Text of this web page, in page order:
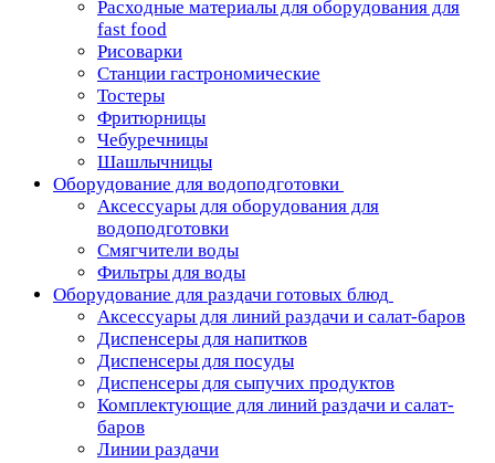
Расходные материалы для оборудования для
fast food
Рисоварки
Станции гастрономические
Тостеры
Фритюрницы
Чебуречницы
Шашлычницы
Оборудование для водоподготовки
Аксессуары для оборудования для
водоподготовки
Смягчители воды
Фильтры для воды
Оборудование для раздачи готовых блюд
Аксессуары для линий раздачи и салат-баров
Диспенсеры для напитков
Диспенсеры для посуды
Диспенсеры для сыпучих продуктов
Комплектующие для линий раздачи и салат-
баров
Линии раздачи